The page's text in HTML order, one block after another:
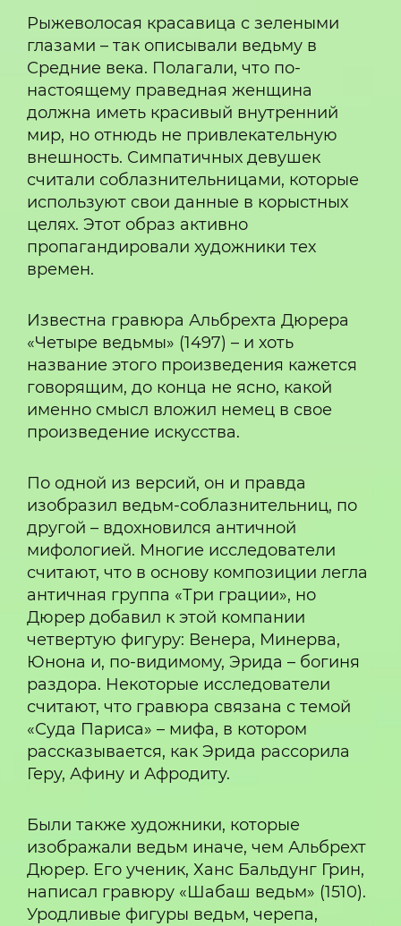
Рыжеволосая красавица с зелеными
глазами – так описывали ведьму в
Средние века. Полагали, что по-
настоящему праведная женщина
должна иметь красивый внутренний
мир, но отнюдь не привлекательную
внешность. Симпатичных девушек
считали соблазнительницами, которые
используют свои данные в корыстных
целях. Этот образ активно
пропагандировали художники тех
времен.
Известна гравюра Альбрехта Дюрера
«Четыре ведьмы» (1497) – и хоть
название этого произведения кажется
говорящим, до конца не ясно, какой
именно смысл вложил немец в свое
произведение искусства.
По одной из версий, он и правда
изобразил ведьм-соблазнительниц, по
другой – вдохновился античной
мифологией. Многие исследователи
считают, что в основу композиции легла
античная группа «Три грации», но
Дюрер добавил к этой компании
четвертую фигуру: Венера, Минерва,
Юнона и, по-видимому, Эрида – богиня
раздора. Некоторые исследователи
считают, что гравюра связана с темой
«Суда Париса» – мифа, в котором
рассказывается, как Эрида рассорила
Геру, Афину и Афродиту.
Были также художники, которые
изображали ведьм иначе, чем Альбрехт
Дюрер. Его ученик, Ханс Бальдунг Грин,
написал гравюру «Шабаш ведьм» (1510).
Уродливые фигуры ведьм, черепа,